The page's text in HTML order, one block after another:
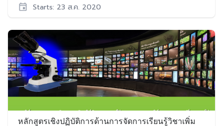
Starts: 23 ส.ค. 2020
IPST
Bio001
เริ่ม:
23
ส.ค.
2020
หลักสูตรเชิงปฏิบัติการด้านการจัดการเรียนรู้วิชาเพิ่ม